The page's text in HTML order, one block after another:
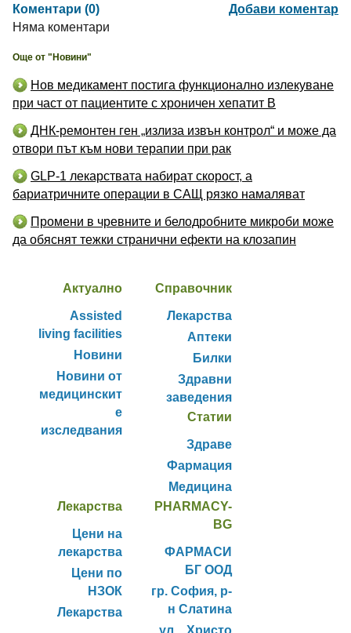
Коментари (0)
Добави коментар
Няма коментари
Още от "Новини"
Нов медикамент постига функционално излекуване
при част от пациентите с хроничен хепатит B
ДНК-ремонтен ген „излиза извън контрол“ и може да
отвори път към нови терапии при рак
GLP-1 лекарствата набират скорост, а
бариатричните операции в САЩ рязко намаляват
Промени в чревните и белодробните микроби може
да обяснят тежки странични ефекти на клозапин
Актуално
Assisted
living facilities
Новини
Новини от
медицинскит
е
изследвания
Справочник
Лекарства
Аптеки
Билки
Здравни
заведения
Статии
Здраве
Фармация
Медицина
Лекарства
Цени на
лекарства
Цени по
НЗОК
Лекарства
PHARMACY-
BG
ФАРМАСИ
БГ ООД
гр. София, р-
н Слатина
ул. „Христо